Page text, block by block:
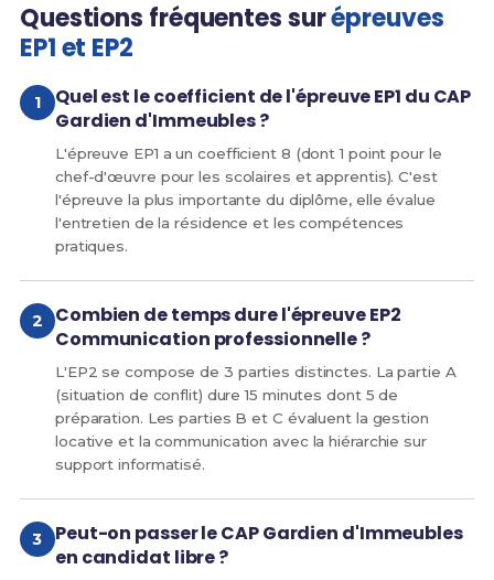
Questions fréquentes surépreuves
EP1 et EP2
Quel est le coefficient de l'épreuve EP1 du CAP
Gardien d'Immeubles ?
L'épreuve EP1 a un coefficient 8 (dont 1 point pour le
chef-d'œuvre pour les scolaires et apprentis). C'est
l'épreuve la plus importante du diplôme, elle évalue
l'entretien de la résidence et les compétences
pratiques.
Combien de temps dure l'épreuve EP2
Communication professionnelle ?
L'EP2 se compose de 3 parties distinctes. La partie A
(situation de conflit) dure 15 minutes dont 5 de
préparation. Les parties B et C évaluent la gestion
locative et la communication avec la hiérarchie sur
support informatisé.
Peut-on passer le CAP Gardien d'Immeubles
en candidat libre ?